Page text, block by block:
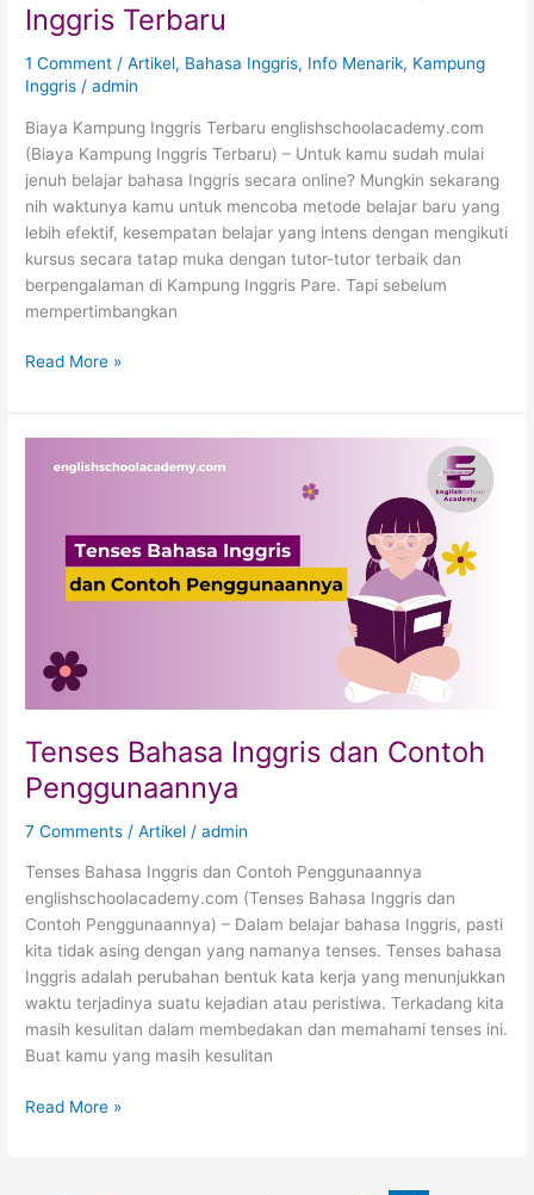
Inggris Terbaru
1 Comment /Artikel, Bahasa Inggris, Info Menarik, Kampung
Inggris /admin
Biaya Kampung Inggris Terbaru englishschoolacademy.com
(Biaya Kampung Inggris Terbaru) – Untuk kamu sudah mulai
jenuh belajar bahasa Inggris secara online? Mungkin sekarang
nih waktunya kamu untuk mencoba metode belajar baru yang
lebih efektif, kesempatan belajar yang intens dengan mengikuti
kursus secara tatap muka dengan tutor-tutor terbaik dan
berpengalaman di Kampung Inggris Pare. Tapi sebelum
mempertimbangkan
Read More »
Tenses Bahasa Inggris dan Contoh
Penggunaannya
7 Comments /Artikel /admin
Tenses Bahasa Inggris dan Contoh Penggunaannya
englishschoolacademy.com (Tenses Bahasa Inggris dan
Contoh Penggunaannya) – Dalam belajar bahasa Inggris, pasti
kita tidak asing dengan yang namanya tenses. Tenses bahasa
Inggris adalah perubahan bentuk kata kerja yang menunjukkan
waktu terjadinya suatu kejadian atau peristiwa. Terkadang kita
masih kesulitan dalam membedakan dan memahami tenses ini.
Buat kamu yang masih kesulitan
Bahasa
Contoh
Penggunaannya
Read More »